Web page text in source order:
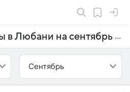
Прогноз погоды в Любани на сентябрь 2025 года
Сентябрь